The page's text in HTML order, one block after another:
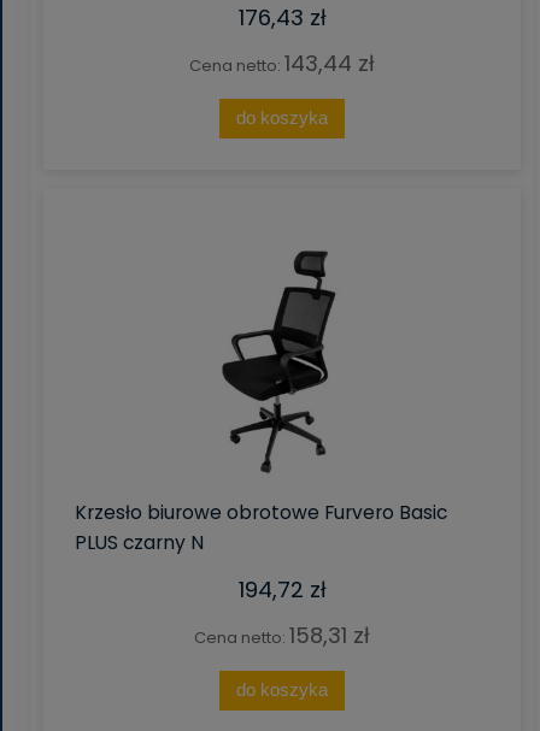
176,43 zł
Cena netto: 143,44 zł
do koszyka
Krzesło biurowe obrotowe Furvero Basic
PLUS czarny N
194,72 zł
Cena netto: 158,31 zł
do koszyka